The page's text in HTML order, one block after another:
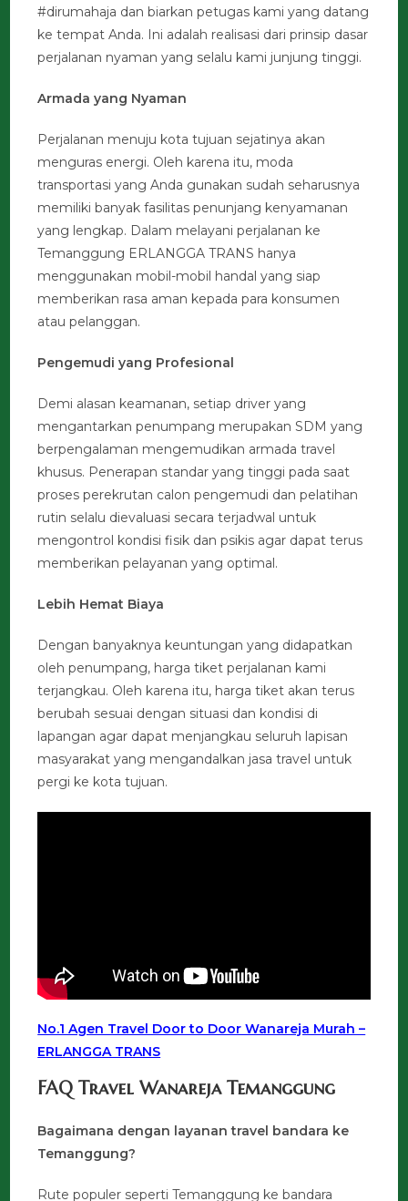
#dirumahaja dan biarkan petugas kami yang datang
ke tempat Anda. Ini adalah realisasi dari prinsip dasar
perjalanan nyaman yang selalu kami junjung tinggi.
Armada yang Nyaman
Perjalanan menuju kota tujuan sejatinya akan
menguras energi. Oleh karena itu, moda
transportasi yang Anda gunakan sudah seharusnya
memiliki banyak fasilitas penunjang kenyamanan
yang lengkap. Dalam melayani perjalanan ke
Temanggung ERLANGGA TRANS hanya
menggunakan mobil-mobil handal yang siap
memberikan rasa aman kepada para konsumen
atau pelanggan.
Pengemudi yang Profesional
Demi alasan keamanan, setiap driver yang
mengantarkan penumpang merupakan SDM yang
berpengalaman mengemudikan armada travel
khusus. Penerapan standar yang tinggi pada saat
proses perekrutan calon pengemudi dan pelatihan
rutin selalu dievaluasi secara terjadwal untuk
mengontrol kondisi fisik dan psikis agar dapat terus
memberikan pelayanan yang optimal.
Lebih Hemat Biaya
Dengan banyaknya keuntungan yang didapatkan
oleh penumpang, harga tiket perjalanan kami
terjangkau. Oleh karena itu, harga tiket akan terus
berubah sesuai dengan situasi dan kondisi di
lapangan agar dapat menjangkau seluruh lapisan
masyarakat yang mengandalkan jasa travel untuk
pergi ke kota tujuan.
No.1 Agen Travel Door to Door Wanareja Murah –
ERLANGGA TRANS
FAQ Travel Wanareja Temanggung
Bagaimana dengan layanan travel bandara ke
Temanggung?
Rute populer seperti Temanggung ke bandara